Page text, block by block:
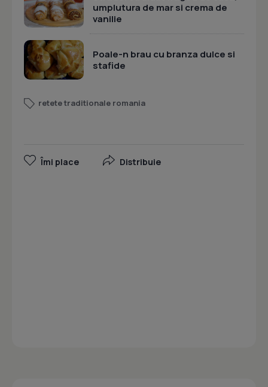
umplutura de mar si crema de
vanilie
Poale-n brau cu branza dulce si
stafide
retete traditionale romania
Îmi place Distribuie